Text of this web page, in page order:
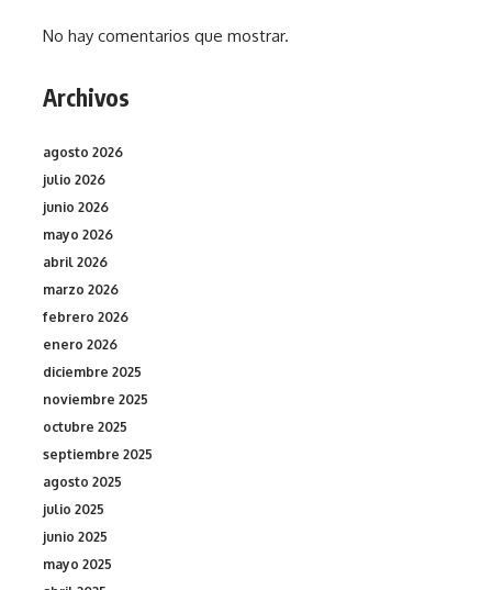
No hay comentarios que mostrar.
Archivos
agosto 2026
julio 2026
junio 2026
mayo 2026
abril 2026
marzo 2026
febrero 2026
enero 2026
diciembre 2025
noviembre 2025
octubre 2025
septiembre 2025
agosto 2025
julio 2025
junio 2025
mayo 2025